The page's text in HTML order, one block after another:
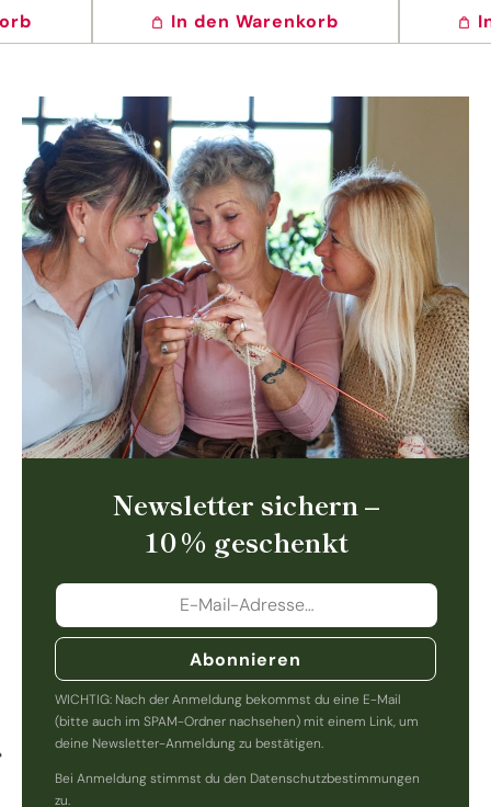
In den Warenkorb
Newsletter sichern –
10 % geschenkt
Abonnieren
WICHTIG: Nach der Anmeldung bekommst du eine E-Mail
(bitte auch im SPAM-Ordner nachsehen) mit einem Link, um
deine Newsletter-Anmeldung zu bestätigen.
Bei Anmeldung stimmst du den Datenschutzbestimmungen
zu.